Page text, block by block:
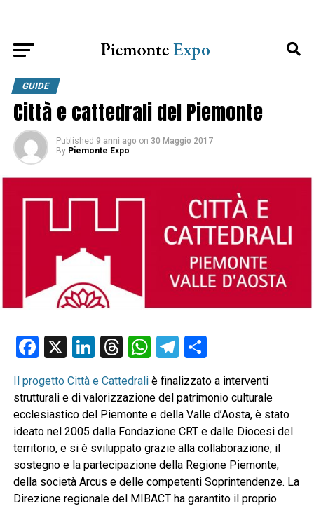
GUIDE
Città e cattedrali del Piemonte
Published 9 anni ago on 30 Maggio 2017
By Piemonte Expo
Facebook
X LinkedIn
Threads
WhatsApp
Telegram
Condividi
Il progetto Città e Cattedrali è finalizzato a interventi
strutturali e di valorizzazione del patrimonio culturale
ecclesiastico del Piemonte e della Valle d’Aosta, è stato
ideato nel 2005 dalla Fondazione CRT e dalle Diocesi del
territorio, e si è sviluppato grazie alla collaborazione, il
sostegno e la partecipazione della Regione Piemonte,
della società Arcus e delle competenti Soprintendenze. La
Direzione regionale del MIBACT ha garantito il proprio